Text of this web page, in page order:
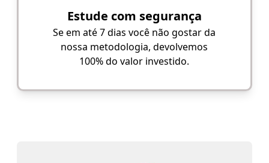
Estude com segurança
Se em até 7 dias você não gostar da
nossa metodologia, devolvemos
100% do valor investido.